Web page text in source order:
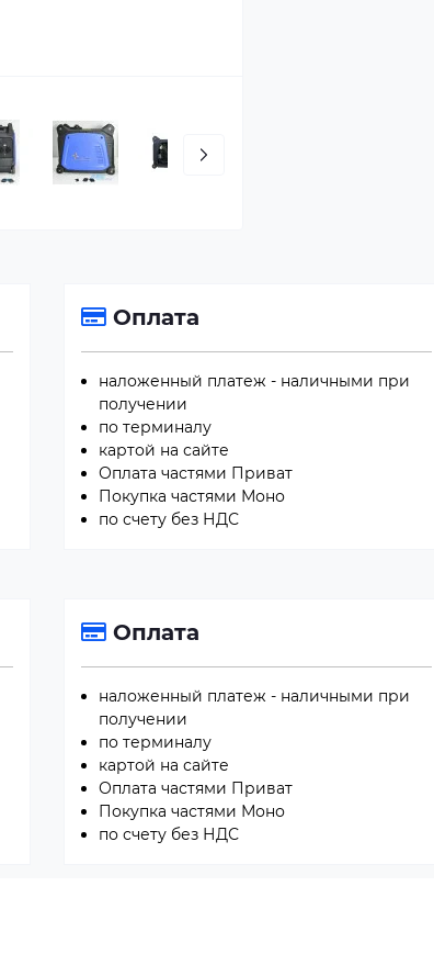
Оплата
наложенный платеж - наличными при
получении
по терминалу
картой на сайте
Оплата частями Приват
Покупка частями Моно
по счету без НДС
Оплата
наложенный платеж - наличными при
получении
по терминалу
картой на сайте
Оплата частями Приват
Покупка частями Моно
по счету без НДС